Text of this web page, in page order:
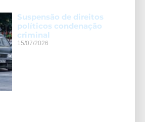
Suspensão de direitos
políticos condenação
criminal
15/07/2026